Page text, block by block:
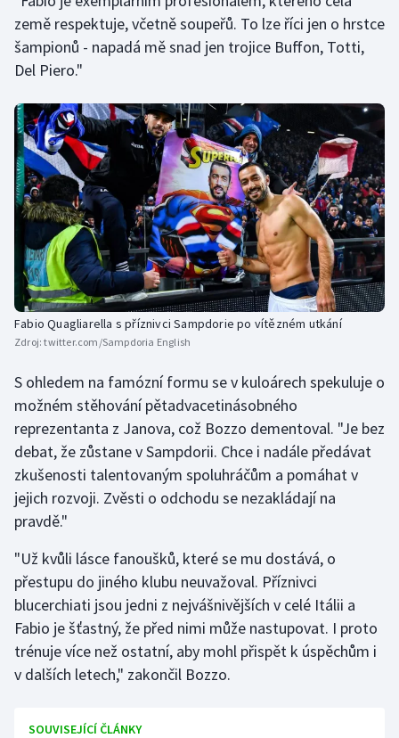
země respektuje, včetně soupeřů. To lze říci jen o hrstce
šampionů - napadá mě snad jen trojice Buffon, Totti,
Del Piero."
Fabio Quagliarella s příznivci Sampdorie po vítězném utkání
Zdroj:twitter.com/Sampdoria English
S ohledem na famózní formu se v kuloárech spekuluje o
možném stěhování pětadvacetinásobného
reprezentanta z Janova, což Bozzo dementoval. "Je bez
debat, že zůstane v Sampdorii. Chce i nadále předávat
zkušenosti talentovaným spoluhráčům a pomáhat v
jejich rozvoji. Zvěsti o odchodu se nezakládají na
pravdě."
"Už kvůli lásce fanoušků, které se mu dostává, o
přestupu do jiného klubu neuvažoval. Příznivci
blucerchiati jsou jedni z nejvášnivějších v celé Itálii a
Fabio je šťastný, že před nimi může nastupovat. I proto
trénuje více než ostatní, aby mohl přispět k úspěchům i
v dalších letech," zakončil Bozzo.
SOUVISEJÍCÍ ČLÁNKY